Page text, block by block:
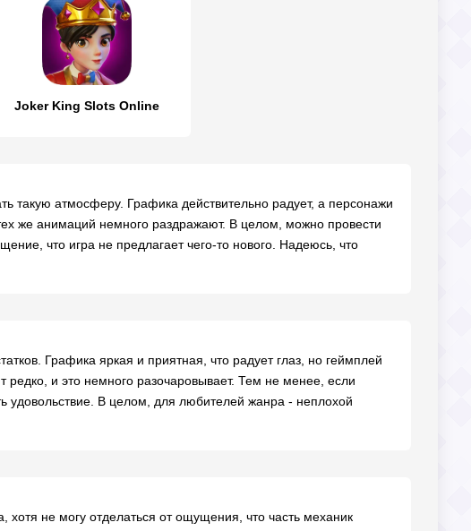
Joker King Slots Online
такую атмосферу. Графика действительно радует, а персонажи
же анимаций немного раздражают. В целом, можно провести
что игра не предлагает чего-то нового. Надеюсь, что
Графика яркая и приятная, что радует глаз, но геймплей
и это немного разочаровывает. Тем не менее, если
удовольствие. В целом, для любителей жанра - неплохой
не могу отделаться от ощущения, что часть механик